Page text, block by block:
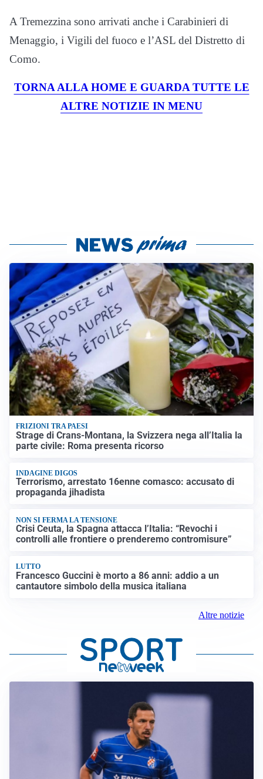
A Tremezzina sono arrivati anche i Carabinieri di
Menaggio, i Vigili del fuoco e l’ASL del Distretto di
Como.
TORNA ALLA HOME E GUARDA TUTTE LE
ALTRE NOTIZIE IN MENU
FRIZIONI TRA PAESI
Strage di Crans-Montana, la Svizzera nega all’Italia la
parte civile: Roma presenta ricorso
INDAGINE DIGOS
Terrorismo, arrestato 16enne comasco: accusato di
propaganda jihadista
NON SI FERMA LA TENSIONE
Crisi Ceuta, la Spagna attacca l’Italia: “Revochi i
controlli alle frontiere o prenderemo contromisure”
LUTTO
Francesco Guccini è morto a 86 anni: addio a un
cantautore simbolo della musica italiana
Altre notizie